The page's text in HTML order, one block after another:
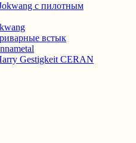
с пилотным
встык
Gestigkeit CERAN